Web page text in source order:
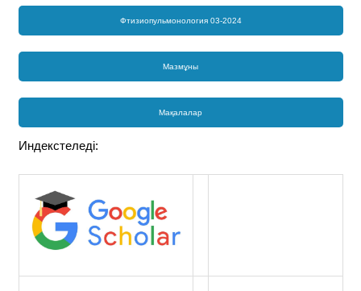
Фтизиопульмонология 03-2024
Мазмұны
Мақалалар
Индекстеледі: